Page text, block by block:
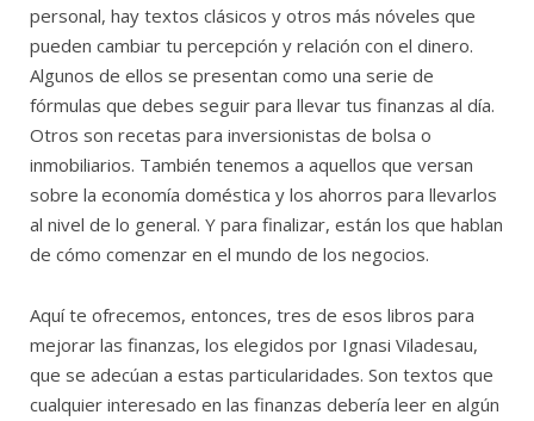
personal, hay textos clásicos y otros más nóveles que
pueden cambiar tu percepción y relación con el dinero.
Algunos de ellos se presentan como una serie de
fórmulas que debes seguir para llevar tus finanzas al día.
Otros son recetas para inversionistas de bolsa o
inmobiliarios. También tenemos a aquellos que versan
sobre la economía doméstica y los ahorros para llevarlos
al nivel de lo general. Y para finalizar, están los que hablan
de cómo comenzar en el mundo de los negocios.
Aquí te ofrecemos, entonces, tres de esos libros para
mejorar las finanzas, los elegidos por Ignasi Viladesau,
que se adecúan a estas particularidades. Son textos que
cualquier interesado en las finanzas debería leer en algún